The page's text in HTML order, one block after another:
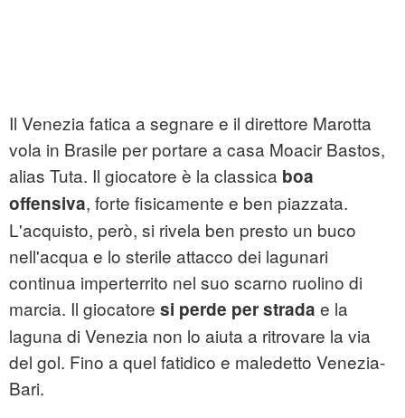
Il Venezia fatica a segnare e il direttore Marotta
vola in Brasile per portare a casa Moacir Bastos,
alias Tuta. Il giocatore è la classica boa
offensiva, forte fisicamente e ben piazzata.
L'acquisto, però, si rivela ben presto un buco
nell'acqua e lo sterile attacco dei lagunari
continua imperterrito nel suo scarno ruolino di
marcia. Il giocatore si perde per strada e la
laguna di Venezia non lo aiuta a ritrovare la via
del gol. Fino a quel fatidico e maledetto Venezia-
Bari.